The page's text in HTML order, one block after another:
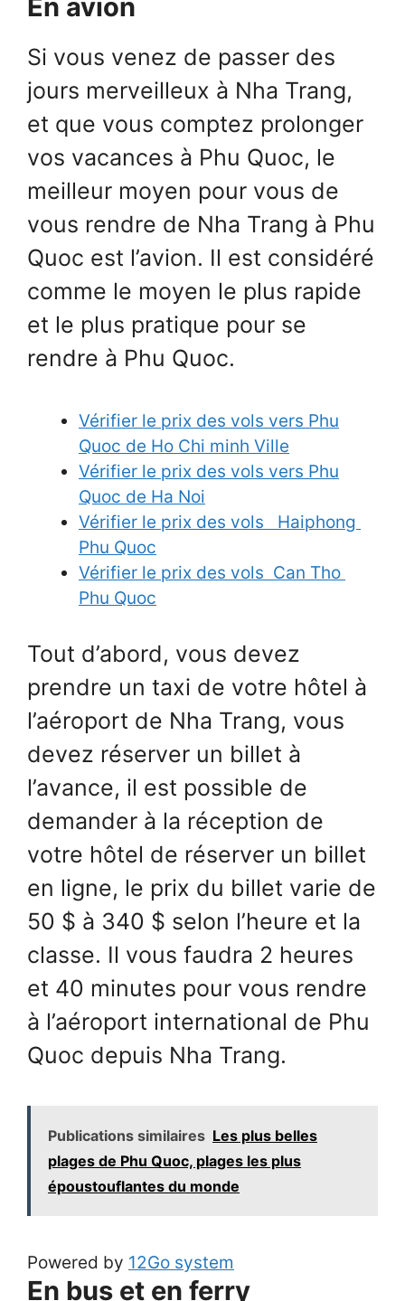
En avion
Si vous venez de passer des
jours merveilleux à Nha Trang,
et que vous comptez prolonger
vos vacances à Phu Quoc, le
meilleur moyen pour vous de
vous rendre de Nha Trang à Phu
Quoc est l’avion. Il est considéré
comme le moyen le plus rapide
et le plus pratique pour se
rendre à Phu Quoc.
Vérifier le prix des vols vers Phu
Quoc de Ho Chi minh Ville
Vérifier le prix des vols vers Phu
Quoc de Ha Noi
Vérifier le prix des vols
Haiphong
Phu Quoc
Vérifier le prix des vols Can Tho
Phu Quoc
Tout d’abord, vous devez
prendre un taxi de votre hôtel à
l’aéroport de Nha Trang, vous
devez réserver un billet à
l’avance, il est possible de
demander à la réception de
votre hôtel de réserver un billet
en ligne, le prix du billet varie de
50 $ à 340 $ selon l’heure et la
classe. Il vous faudra 2 heures
et 40 minutes pour vous rendre
à l’aéroport international de Phu
Quoc depuis Nha Trang.
Publications similaires Les plus belles
plages de Phu Quoc, plages les plus
époustouflantes du monde
Powered by 12Go system
En bus et en ferry